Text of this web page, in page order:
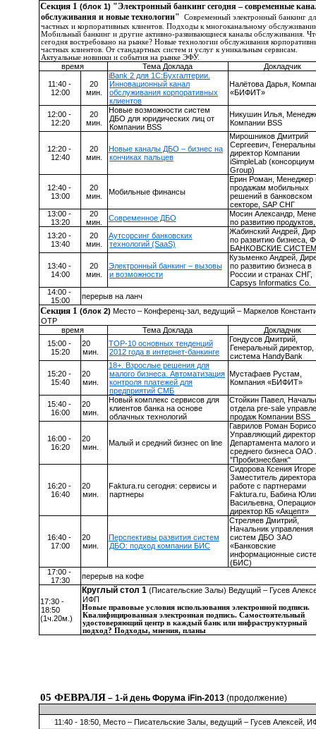
Секция 1 (блок 1) "Электронный банкинг сегодня – современные
обслуживания и новые технологии"
Современный электронный банкинг
частных и корпоративных клиентов. Подходы к многоканальному
Мобильный банкинг и другие активно-развивающиеся каналы обслуживания.
сегодня востребовано на рынке? Новые технологии обслуживания
частных клиентов. От стандартных систем и услуг к уникальным сервисам.
Актуальные новинки и события на рынке ЭФУ.
время Тема Доклада Докладчик
11:40 -
12:00
20
мин.
iBank 2 для 1С:Бухгалтерии.
Инновационный канал
обслуживания корпоративных
клиентов
Налётова Дарья, К
«БИФИТ»
12:00 -
12:20
20
мин.
Новые возможности систем
ДБО для юридических лиц от
Компании BSS
Никушин Илья,
Компании BSS
12:20 -
12:40
20
мин.
Новые каналы ДБО – бизнес на
кончиках пальцев
Мирошников Дмитрий
Сергеевич,
директор Компании
iSimpleLab (консорциум
Group)
12:40 -
13:00
20
мин.
Мобильные финансы
Ерин Роман, Менеджер
продажам мобильных
решений в банковском
секторе, SAP СНГ
13:00 -
13:20
20
мин.
Современное ДБО
Мосин Александр,
по развитию
13:20 -
13:40
20
мин.
Аутсорсинг банковских
технологий (SaaS)
Жабинский Андрей,
по развитию бизнеса,
БАНКОВСКИЕ
13:40 -
14:00
20
мин.
Электронный банкинг – вызовы
и возможности
Кузьменко Андрей,
по развитию бизнеса в
России и странах СНГ,
Capsys Informatics Co
14:00 -
15:00
перерыв на ланч
Секция 1 (блок 2) Место – Конференц-зал, ведущий – Маркелов
ОТР
время
Тема Доклада
Докладчик
15:00 -
15:20
20
мин.
TOP-10 основных тенденций
2012 года в интернет-банкинге
Гондусов Дмитрий,
Генеральный директор,
система HandyBank
15:20 -
15:40
20
мин.
18+. Взрослые решения для
малого бизнеса. Автоматизация
контроля платежей для
предприятий СМБ
Мустафаев Рустам,
Компания «БИФИТ»
15:40 -
16:00
20
мин.
Новый комплекс сервисов для
клиентов банка на основе
облачных технологий
Стойкин Павел,
отдела pre-sale
продаж Компании BSS
16:00 -
16:20
20
мин.
Малый и средний бизнес on line
Гаврилов Роман
Управляющий директор
Департамента малого и
среднего бизнеса ОАО
"Пробизнесбанк"
16:20 -
16:40
20
мин.
Faktura. ruсегодня: сервисы и
партнеры
Сидорова Ксения
Заместитель
работе с партнерами
Faktura ru , Бабина
Васильевна,
директор КБ «Акцепт»
16:40 -
17:00
20
мин.
Перспективы развития систем
ДБО: подход компании БИС
Стреляев Дмитрий,
Начальник управления
систем ДБО ЗАО
«Банковские
информационные
(БИС)
17:00 -
17:30
перерыв на кофе
17:30 -
18:50
(1ч.20м.)
Круглый стол 1 (Писательские Залы) Ведущий – Гусев
ИФП
Новые правовые условия использования электронной подписи.
Квалифицированная электронная подпись. Самостоятельный
удостоверяющий центр в каждый банк или инфраструктурный
подход? Подходы, мнения, планы
05 ФЕВРАЛЯ – 1-й день Форума iFin-2013 (продолжение)
11:40 - 18:50, Место – Писательские Залы, ведущий – Гусев Алексей,